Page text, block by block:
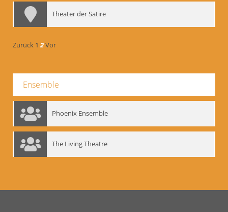
Theater der Satire
Zurück 1 2Vor
Ensemble
Phoenix Ensemble
The Living Theatre